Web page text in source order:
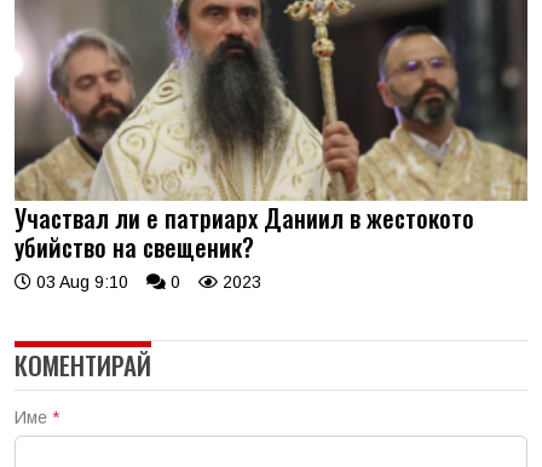
Участвал ли е патриарх Даниил в жестокото
убийство на свещеник?
03 Aug 9:10 0 2023
КОМЕНТИРАЙ
Име *